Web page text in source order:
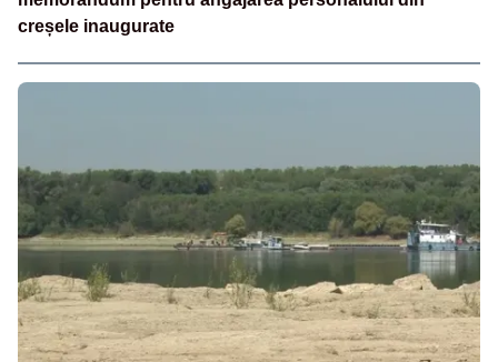
creșele inaugurate